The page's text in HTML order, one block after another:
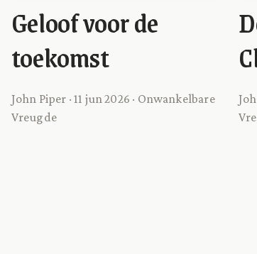
Geloof voor de
toekomst
John Piper · 11 jun 2026 · Onwankelbare
Vreugde